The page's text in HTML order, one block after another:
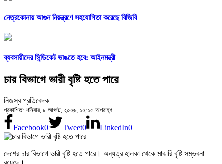
নেত্রকোনায় আগুন নিয়ন্ত্রণে সহযোগিতা করেছে বিজিবি
ব্যবসায়ীদের সিন্ডিকেট ভাঙতে হবে: আইনমন্ত্রী
চার বিভাগে ভারী বৃষ্টি হতে পারে
নিজস্ব প্রতিবেদক
প্রকাশিত: শনিবার, ৮ আগস্ট, ২০২৬, ১২:১৫ অপরাহ্ণ
Facebook0 Tweet0 LinkedIn0
দেশের চার বিভাগে ভারী বৃষ্টি হতে পারে। অন্যত্র হালকা থেকে মাঝারি বৃষ্টি সম্ভবনা
রয়েছে।